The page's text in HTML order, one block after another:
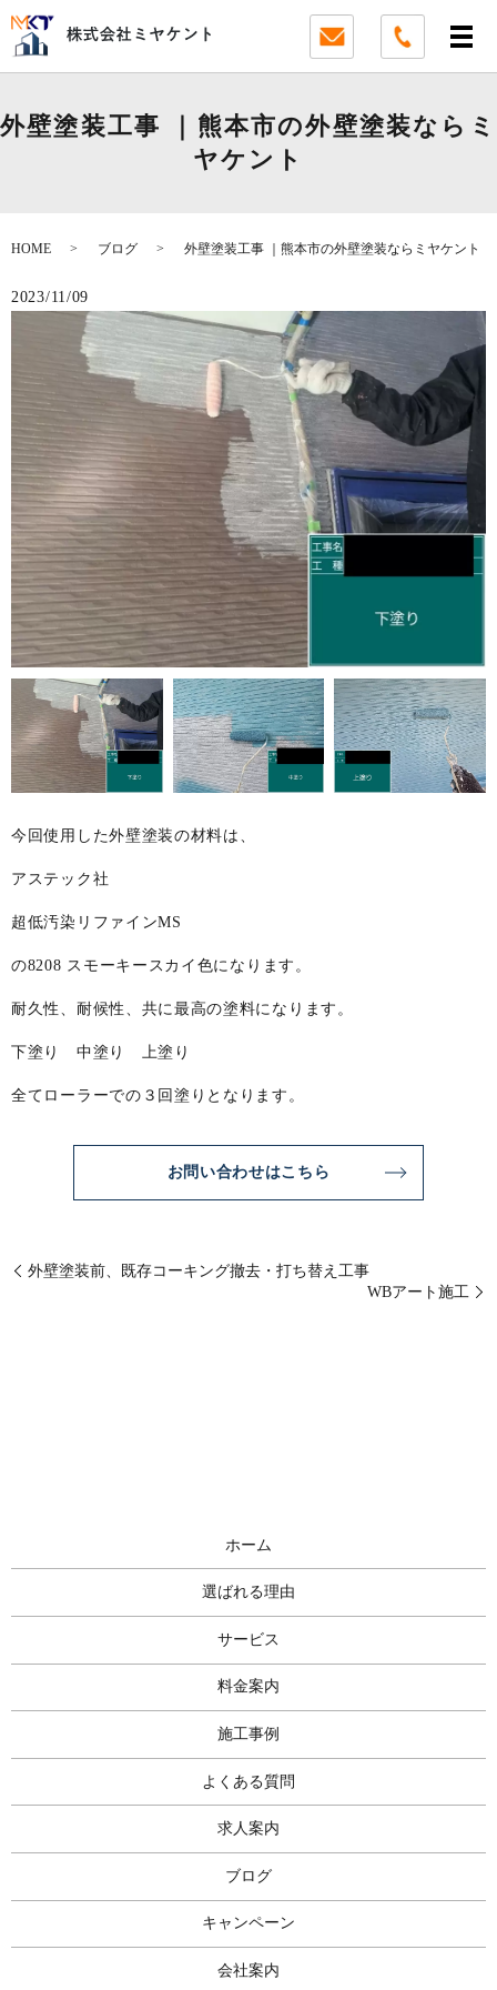
外壁塗装工事 ｜熊本市の外壁塗装ならミ
ヤケント
HOME ブログ 外壁塗装工事 ｜熊本市の外壁塗装ならミヤケント
2023/11/09
今回使用した外壁塗装の材料は、
アステック社
超低汚染リファインMS
の8208 スモーキースカイ色になります。
耐久性、耐候性、共に最高の塗料になります。
下塗り 中塗り 上塗り
全てローラーでの３回塗りとなります。
お問い合わせはこちら
外壁塗装前、既存コーキング撤去・打ち替え工事
WBアート施工
ホーム
選ばれる理由
サービス
料金案内
施工事例
よくある質問
求人案内
ブログ
キャンペーン
会社案内